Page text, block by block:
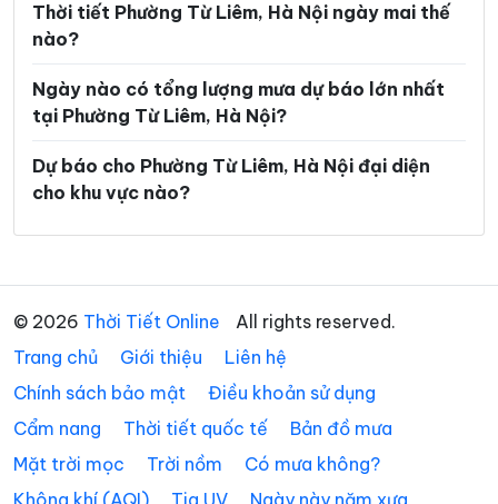
Xã Bát Tràng
Xã Bình Minh Xã Chương Dương
Xã Chuyên Mỹ Xã Cổ Đô
Xã Đa Phúc Xã Đại Thanh
Xã Đại Xuyên
Xã Đông Anh Xã Dương Hòa
Xã Gia Lâm Xã Hạ Bằng
Xã Hòa Lạc
Xã Hòa Phú Xã Hòa Xá
Xã Hoài Đức Xã Hồng Sơn
Thời tiết Phường Từ Liêm, Hà Nội ngày mai thế
nào?
Ngày nào có tổng lượng mưa dự báo lớn nhất
tại Phường Từ Liêm, Hà Nội?
Dự báo cho Phường Từ Liêm, Hà Nội đại diện
cho khu vực nào?
© 2026 Thời Tiết Online
All rights reserved.
Trang chủ
Giới thiệu
Liên hệ
Chính sách bảo mật
Điều khoản sử dụng
Cẩm nang
Thời tiết quốc tế
Bản đồ mưa
Mặt trời mọc
Trời nồm
Có mưa không?